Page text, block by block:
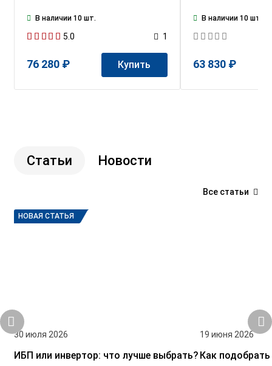
В наличии 10 шт.
5.0 1
76 280 ₽ Купить
В наличии 10 шт.
63 830 ₽
Статьи Новости
Все статьи
НОВАЯ СТАТЬЯ
30 июля 2026
ИБП или инвертор: что лучше выбрать?
19 июня 2026
Как